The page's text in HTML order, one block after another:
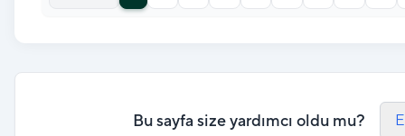
Bu sayfa size yardımcı oldu mu?